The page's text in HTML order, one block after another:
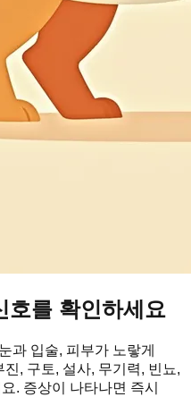
호를 확인하세요
과 입술, 피부가 노랗게
, 구토, 설사, 무기력, 빈뇨,
. 증상이 나타나면 즉시